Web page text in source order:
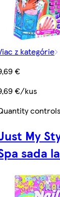
z kategórie
€
€/kus
controls
My
sada